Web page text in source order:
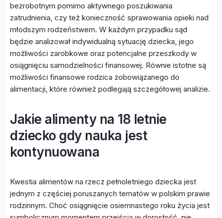
bezrobotnym pomimo aktywnego poszukiwania
zatrudnienia, czy też konieczność sprawowania opieki nad
młodszym rodzeństwem. W każdym przypadku sąd
będzie analizował indywidualną sytuację dziecka, jego
możliwości zarobkowe oraz potencjalne przeszkody w
osiągnięciu samodzielności finansowej. Równie istotne są
możliwości finansowe rodzica zobowiązanego do
alimentacji, które również podlegają szczegółowej analizie.
Jakie alimenty na 18 letnie
dziecko gdy nauka jest
kontynuowana
Kwestia alimentów na rzecz pełnoletniego dziecka jest
jednym z częściej poruszanych tematów w polskim prawie
rodzinnym. Choć osiągnięcie osiemnastego roku życia jest